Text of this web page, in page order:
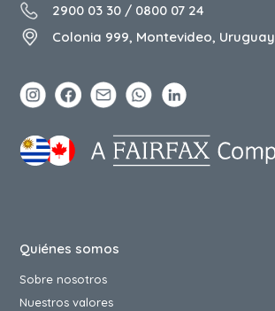
2900 03 30 / 0800 07 24
Colonia 999, Montevideo, Uruguay
Quiénes somos
Sobre nosotros
Nuestros valores